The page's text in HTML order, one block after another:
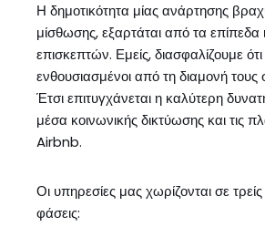
Η δημοτικότητα μίας ανάρτησης
μίσθωσης, εξαρτάται από τα επίπεδα
επισκεπτών. Εμείς, διασφαλίζουμε
ενθουσιασμένοι από τη διαμονή
Έτσι επιτυγχάνεται η καλύτερη
μέσα κοινωνικής δικτύωσης και τις
Airbnb.
Οι υπηρεσίες μας χωρίζονται σε
φάσεις: